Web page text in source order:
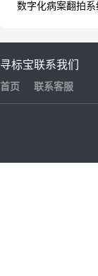
数字化病案翻拍
寻标宝
首页
联系我们
联系客服